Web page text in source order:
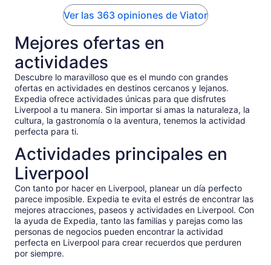
Ver las 363 opiniones de Viator
Mejores ofertas en
actividades
Descubre lo maravilloso que es el mundo con grandes
ofertas en actividades en destinos cercanos y lejanos.
Expedia ofrece actividades únicas para que disfrutes
Liverpool a tu manera. Sin importar si amas la naturaleza, la
cultura, la gastronomía o la aventura, tenemos la actividad
perfecta para ti.
Actividades principales en
Liverpool
Con tanto por hacer en Liverpool, planear un día perfecto
parece imposible. Expedia te evita el estrés de encontrar las
mejores atracciones, paseos y actividades en Liverpool. Con
la ayuda de Expedia, tanto las familias y parejas como las
personas de negocios pueden encontrar la actividad
perfecta en Liverpool para crear recuerdos que perduren
por siempre.